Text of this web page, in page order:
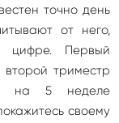
точно день
от него,
цифре. Первый
второй триместр
на 5 неделе
своему